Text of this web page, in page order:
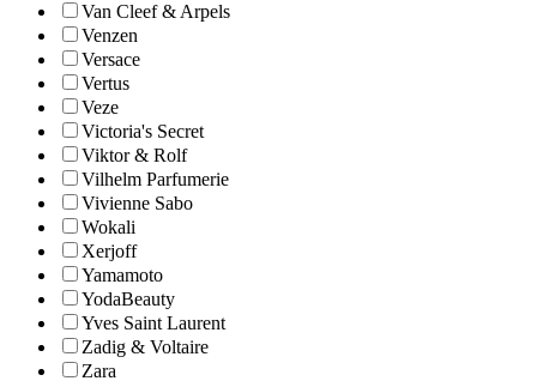
Van Cleef & Arpels
Venzen
Versace
Vertus
Veze
Victoria's Secret
Viktor & Rolf
Vilhelm Parfumerie
Vivienne Sabo
Wokali
Xerjoff
Yamamoto
YodaBeauty
Yves Saint Laurent
Zadig & Voltaire
Zara